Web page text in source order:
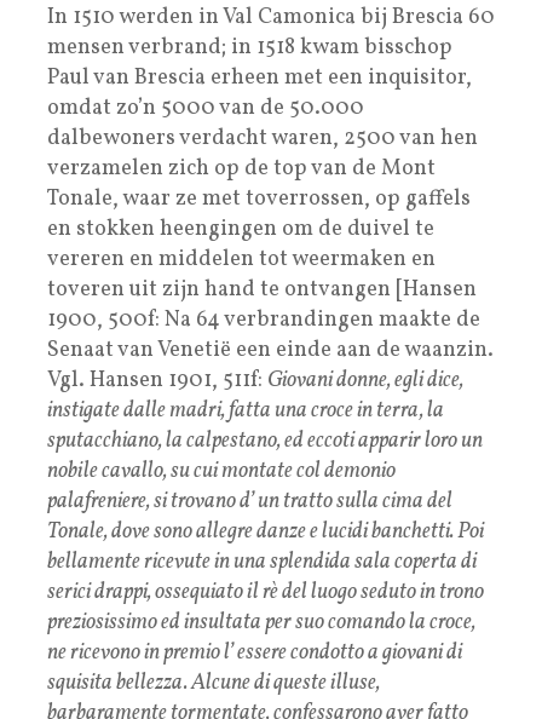
In 1510 werden in Val Camonica bij Brescia 60
mensen verbrand; in 1518 kwam bisschop
Paul van Brescia erheen met een inquisitor,
omdat zo’n 5000 van de 50.000
dalbewoners verdacht waren, 2500 van hen
verzamelen zich op de top van de Mont
Tonale, waar ze met toverrossen, op gaffels
en stokken heengingen om de duivel te
vereren en middelen tot weermaken en
toveren uit zijn hand te ontvangen [Hansen
1900, 500f: Na 64 verbrandingen maakte de
Senaat van Venetië een einde aan de waanzin.
Vgl. Hansen 1901, 511f: Giovani donne, egli dice,
instigate dalle madri, fatta una croce in terra, la
sputacchiano, la calpestano, ed eccoti apparir loro un
nobile cavallo, su cui montate col demonio
palafreniere, si trovano d’ un tratto sulla cima del
Tonale, dove sono allegre danze e lucidi banchetti. Poi
bellamente ricevute in una splendida sala coperta di
serici drappi, ossequiato il rè del luogo seduto in trono
preziosissimo ed insultata per suo comando la croce,
ne ricevono in premio l’ essere condotto a giovani di
squisita bellezza. Alcune di queste illuse,